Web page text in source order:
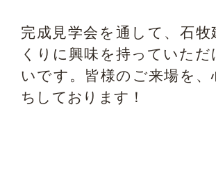
完成見学会を通して、石
くりに興味を持っていただ
いです。 皆様のご来場を
ちしております！